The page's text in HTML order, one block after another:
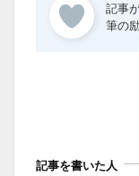
記事を書いた人